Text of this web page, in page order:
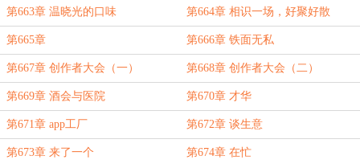
第663章 温晓光的口味 第664章 相识一场，好聚好散
第665章 第666章 铁面无私
第667章 创作者大会（一） 第668章 创作者大会（二）
第669章 酒会与医院 第670章 才华
第671章 app工厂 第672章 谈生意
第673章 来了一个 第674章 在忙